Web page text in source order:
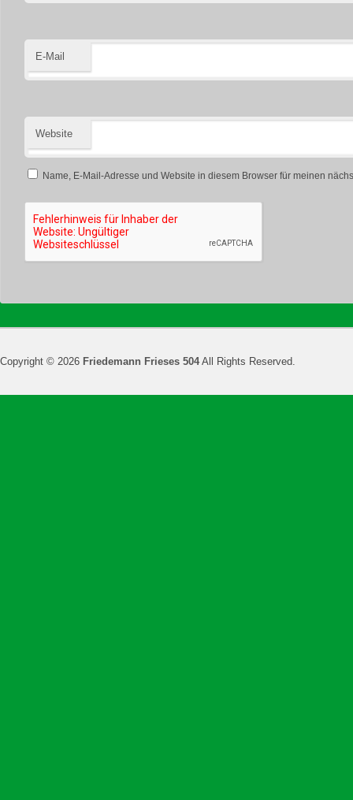
E-Mail
Website
Name, E-Mail-Adresse und Website in diesem Browser für meinen
Copyright © 2026 Friedemann Frieses 504All Rights Reserved.